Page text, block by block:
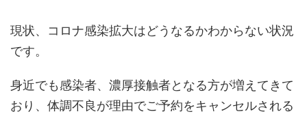
現状、コロナ感染拡大はどうなるかわからない状況
です。
身近でも感染者、濃厚接触者となる方が増えてきて
おり、体調不良が理由でご予約をキャンセルされる